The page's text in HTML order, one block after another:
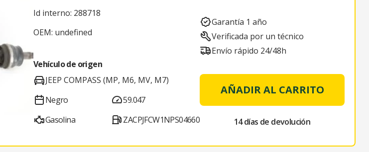
Id interno: 288718
OEM: undefined
Vehículo de origen
JEEP COMPASS (MP, M6, MV, M7)
Negro
Gasolina
59.047
ZACPJFCW1NPS04660
Garantía 1 año
Verificada por un técnico
Envío rápido 24/48h
AÑADIR AL CARRITO
14 días de devolución